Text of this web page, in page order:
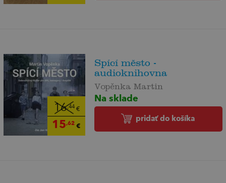
16,44€
15,62€
Spící město -
audioknihovna
Vopěnka Martin
Na sklade
pridať do košíka